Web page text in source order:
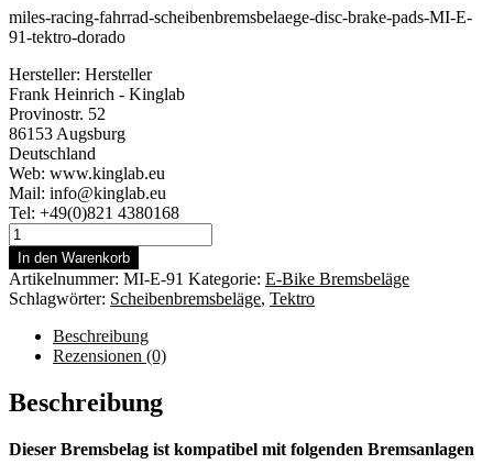
miles-racing-fahrrad-scheibenbremsbelaege-disc-brake-pads-MI-E-
91-tektro-dorado
Hersteller: Hersteller
Frank Heinrich - Kinglab
Provinostr. 52
86153 Augsburg
Deutschland
Web: www.kinglab.eu
Mail: info@kinglab.eu
Tel: +49(0)821 4380168
Miles
Racing
Scheibenbremsbeläge
Tektro
Dorado
Menge
In den Warenkorb
Artikelnummer: MI-E-91 Kategorie: E-Bike Bremsbeläge
Schlagwörter: Scheibenbremsbeläge, Tektro
Beschreibung
Rezensionen (0)
Beschreibung
Dieser Bremsbelag ist kompatibel mit folgenden Bremsanlagen